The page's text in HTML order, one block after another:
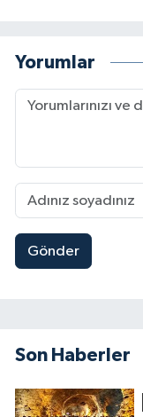
Yorumlar
Gönder
Son Haberler